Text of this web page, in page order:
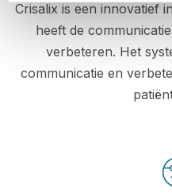
Crisalix is een innovatief
heeft de
verbeteren. Het
communicatie en